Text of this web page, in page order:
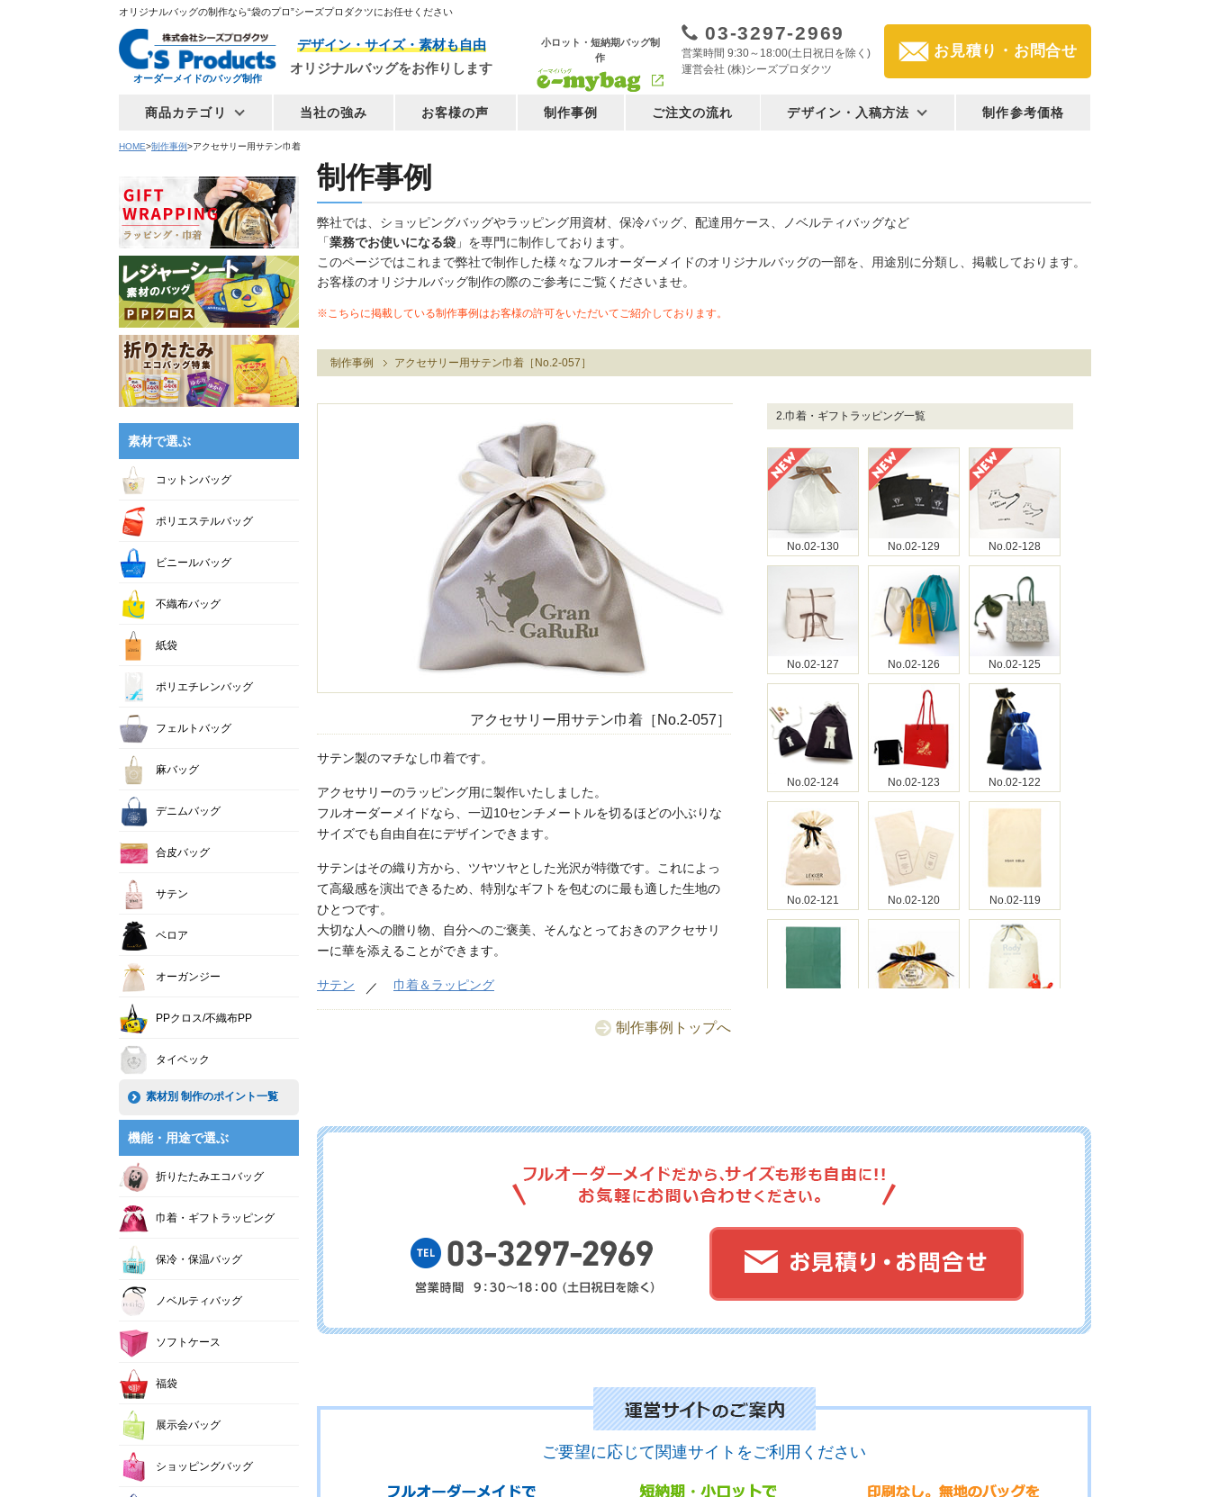
オリジナルバッグの制作なら“袋のプロ”シーズプロダクツにお任せください
オーダーメイドのバッグ制作
デザイン・サイズ・素材も自由
オリジナルバッグをお作りします
小ロット・短納期バッグ制
作
03-3297-2969
営業時間 9:30～18:00(土日祝日を除く)
運営会社 (株)シーズプロダクツ
お見積り・お問合せ
商品カテゴリ 当社の強み お客様の声 制作事例 ご注文の流れ デザイン・入稿方法 制作参考価格
HOME 制作事例 アクセサリー用サテン巾着
制作事例
弊社では、ショッピングバッグやラッピング用資材、保冷バッグ、配達用ケース、ノベルティバッグなど
「業務でお使いになる袋 」を専門に制作しております。
このページではこれまで弊社で制作した様々なフルオーダーメイドのオリジナルバッグの一部を、用途別に分類し、掲載しております。
お客様のオリジナルバッグ制作の際のご参考にご覧くださいませ。
※こちらに掲載している制作事例はお客様の許可をいただいてご紹介しております。
制作事例 アクセサリー用サテン巾着［No.2-057］
アクセサリー用サテン巾着［No.2-057］
サテン製のマチなし巾着です。
アクセサリーのラッピング用に製作いたしました。
フルオーダーメイドなら、一辺10センチメートルを切るほどの小ぶりな
サイズでも自由自在にデザインできます。
サテンはその織り方から、ツヤツヤとした光沢が特徴です。これによっ
て高級感を演出できるため、特別なギフトを包むのに最も適した生地の
ひとつです。
大切な人への贈り物、自分へのご褒美、そんなとっておきのアクセサリ
ーに華を添えることができます。
サテン 巾着＆ラッピング
制作事例トップへ
2.巾着・ギフトラッピング一覧
No.02-130 No.02-129 No.02-128
No.02-127 No.02-126 No.02-125
No.02-124 No.02-123 No.02-122
No.02-121 No.02-120 No.02-119
No.02-115 No.02-114 No.02-113
No.02-112 No.02-110
No.02-103 No.02-100
ご要望に応じて関連サイトをご利用ください
素材で選ぶ
コットンバッグ
ポリエステルバッグ
ビニールバッグ
不織布バッグ
紙袋
ポリエチレンバッグ
フェルトバッグ
麻バッグ
デニムバッグ
合皮バッグ
サテン
ベロア
オーガンジー
PPクロス/不織布PP
タイベック
素材別 制作のポイント一覧
機能・用途で選ぶ
折りたたみエコバッグ
巾着・ギフトラッピング
保冷・保温バッグ
ノベルティバッグ
ソフトケース
福袋
展示会バッグ
ショッピングバッグ